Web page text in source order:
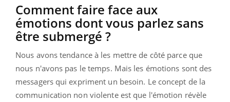
Comment faire face aux
émotions dont vous parlez sans
être submergé ?
Nous avons tendance à les mettre de côté parce que
nous n'avons pas le temps. Mais les émotions sont des
messagers qui expriment un besoin. Le concept de la
communication non violente est que l'émotion révèle